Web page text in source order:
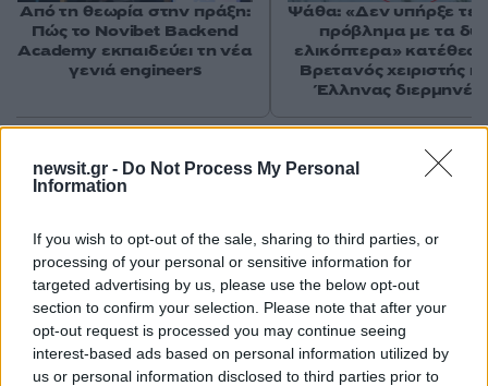
newsit.gr - Do Not Process My Personal
Information
If you wish to opt-out of the sale, sharing to third parties, or
processing of your personal or sensitive information for
targeted advertising by us, please use the below opt-out
section to confirm your selection. Please note that after your
opt-out request is processed you may continue seeing
interest-based ads based on personal information utilized by
us or personal information disclosed to third parties prior to
Σχόλια
Σχολίασε εδώ
50 /50
Από τη θεωρία στην πράξη:
Πώς το Novibet Backend
Academy εκπαιδεύει τη νέα
γενιά engineers
Ψάθα: «Δεν υπήρξε
πρόβλημα με τα
ελικόπτερα»
Βρετανός χειριστής
Έλληνας